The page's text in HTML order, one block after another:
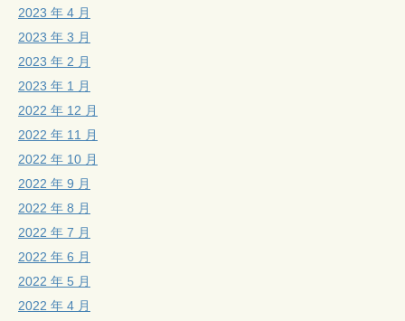
2023 年 4 月
2023 年 3 月
2023 年 2 月
2023 年 1 月
2022 年 12 月
2022 年 11 月
2022 年 10 月
2022 年 9 月
2022 年 8 月
2022 年 7 月
2022 年 6 月
2022 年 5 月
2022 年 4 月